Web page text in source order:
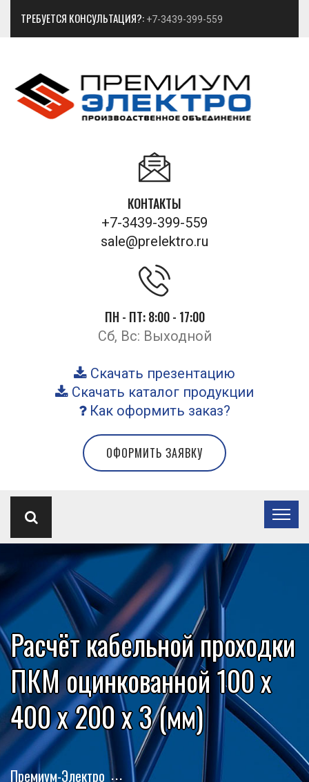
ТРЕБУЕТСЯ КОНСУЛЬТАЦИЯ?: +7-3439-399-559
КОНТАКТЫ
+7-3439-399-559
sale@prelektro.ru
ПН - ПТ: 8:00 - 17:00
Сб, Вс: Выходной
Скачать презентацию
Скачать каталог продукции
Как оформить заказ?
ОФОРМИТЬ ЗАЯВКУ
Расчёт кабельной проходки
ПКМ оцинкованной 100 x
400 x 200 x 3 (мм)
Премиум-Электро